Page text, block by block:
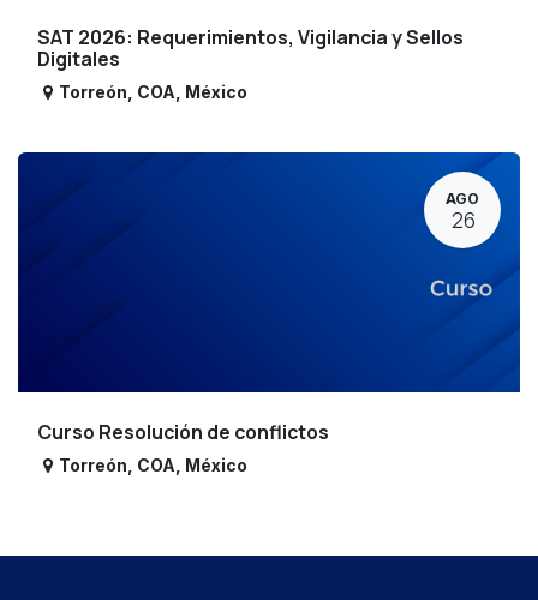
SAT 2026: Requerimientos, Vigilancia y Sellos
Digitales
Torreón COA México
AGO
26
Curso Resolución de conflictos
Torreón COA México